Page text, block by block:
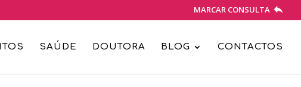
MARCAR CONSULTA
SAÚDE DOUTORA BLOG CONTACTOS